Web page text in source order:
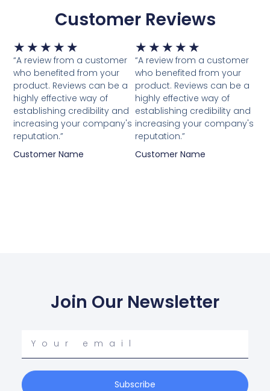
Customer Reviews
★ ★ ★ ★ ★ Waardering
5
van
5
“A review from a customer
who benefited from your
product. Reviews can be a
highly effective way of
establishing credibility and
increasing your company's
reputation.”
Customer Name
★ ★ ★ ★ ★
5
van
5
“A review from a customer
who benefited from your
product. Reviews can be a
highly effective way of
establishing credibility and
increasing your company's
reputation.”
Customer Name
Join Our Newsletter
email
Subscribe